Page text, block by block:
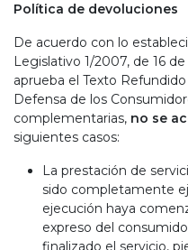
Política de devoluciones
De acuerdo con lo
Legislativo 1/2007, de 16
aprueba el Texto
Defensa de los
complementarias, no se
siguientes casos:
La prestación de
sido completamente
ejecución haya
expreso del
finalizado el servicio,